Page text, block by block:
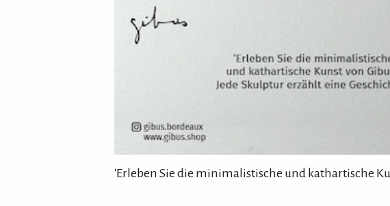
gibus.bordeaux
'Erleben Sie die minimalistische und kathartische